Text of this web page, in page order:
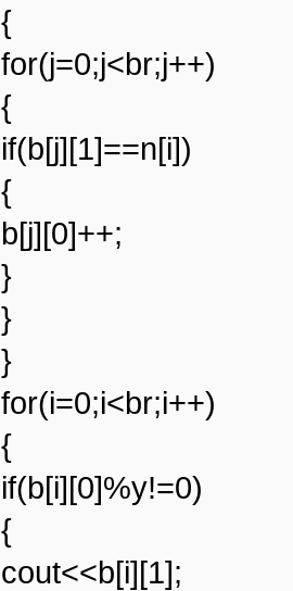
{
for(j=0;j<br;j++)
{
if(b[j][1]==n[i])
{
b[j][0]++;
}
}
}
for(i=0;i<br;i++)
{
if(b[i][0]%y!=0)
{
cout<<b[i][1];